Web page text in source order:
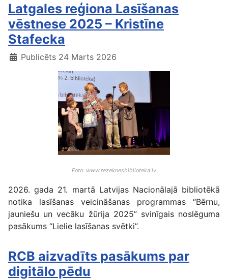
Latgales reģiona Lasīšanas
vēstnese 2025 – Kristīne
Stafecka
Publicēts 24 Marts 2026
Foto: www.rezeknesbiblioteka.lv
2026. gada 21. martā Latvijas Nacionālajā bibliotēkā
notika lasīšanas veicināšanas programmas “Bērnu,
jauniešu un vecāku žūrija 2025” svinīgais noslēguma
pasākums “Lielie lasīšanas svētki”.
RCB aizvadīts pasākums par
digitālo pēdu